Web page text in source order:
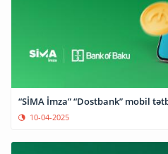
“SİMA İmza” “Dostbank” mobil
10-04-2025